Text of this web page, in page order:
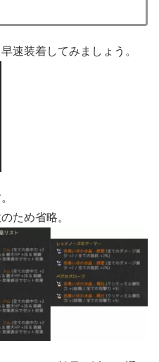
速装着してみましょう。
ため省略。